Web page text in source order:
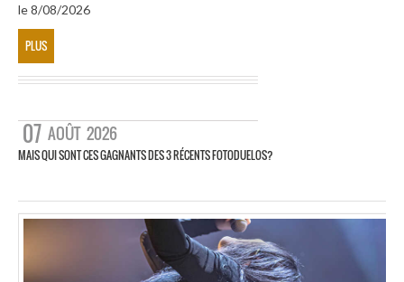
le 8/08/2026
PLUS
07 AOÛT 2026
MAIS QUI SONT CES GAGNANTS DES 3 RÉCENTS FOTODUELOS?